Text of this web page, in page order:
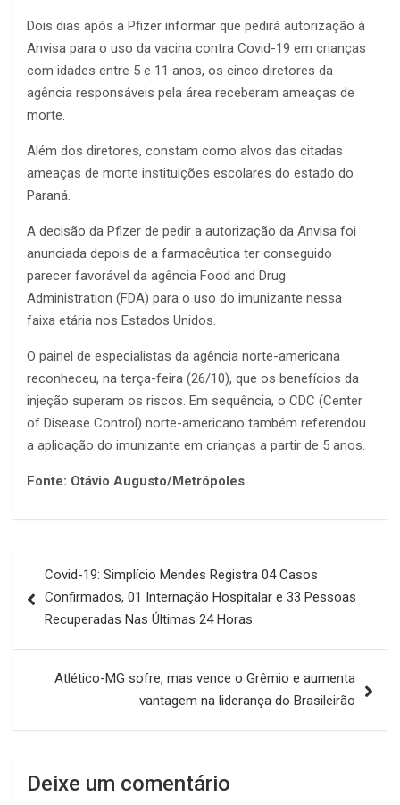
Dois dias após a Pfizer informar que pedirá autorização à
Anvisa para o uso da vacina contra Covid-19 em crianças
com idades entre 5 e 11 anos, os cinco diretores da
agência responsáveis pela área receberam ameaças de
morte.
Além dos diretores, constam como alvos das citadas
ameaças de morte instituições escolares do estado do
Paraná.
A decisão da Pfizer de pedir a autorização da Anvisa foi
anunciada depois de a farmacêutica ter conseguido
parecer favorável da agência Food and Drug
Administration (FDA) para o uso do imunizante nessa
faixa etária nos Estados Unidos.
O painel de especialistas da agência norte-americana
reconheceu, na terça-feira (26/10), que os benefícios da
injeção superam os riscos. Em sequência, o CDC (Center
of Disease Control) norte-americano também referendou
a aplicação do imunizante em crianças a partir de 5 anos.
Fonte: Otávio Augusto/Metrópoles
de
Post
Covid-19: Simplício Mendes Registra 04 Casos
Confirmados, 01 Internação Hospitalar e 33 Pessoas
Recuperadas Nas Últimas 24 Horas.
Atlético-MG sofre, mas vence o Grêmio e aumenta
vantagem na liderança do Brasileirão
Deixe um comentário